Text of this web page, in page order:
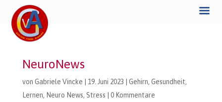
NeuroNews
von Gabriele Vincke 19. Juni 2023 Gehirn, Gesundheit,
Lernen, Neuro News, Stress 0 Kommentare